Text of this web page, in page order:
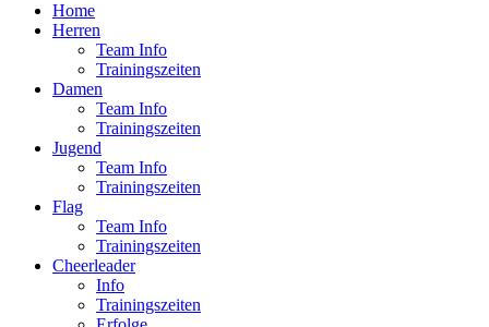
Home
Herren
Team Info
Trainingszeiten
Damen
Team Info
Trainingszeiten
Jugend
Team Info
Trainingszeiten
Flag
Team Info
Trainingszeiten
Cheerleader
Info
Trainingszeiten